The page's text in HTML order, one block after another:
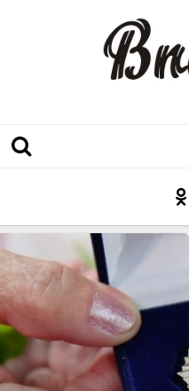
Послесловие к празднику
Факт
Неожиданный ракурс
Контакты
Люди родного края